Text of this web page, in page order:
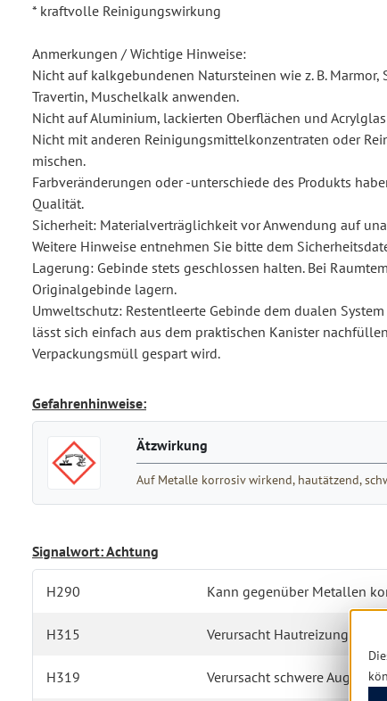
* kraftvolle Reinigungswirkung
Anmerkungen / Wichtige Hinweise:
Nicht auf kalkgebundenen Natursteinen wie z. B. Marmor,
Travertin, Muschelkalk anwenden.
Nicht auf Aluminium, lackierten Oberflächen und
Nicht mit anderen Reinigungsmittelkonzentraten oder
mischen.
Farbveränderungen oder -unterschiede des Produkts
Qualität.
Sicherheit: Materialverträglichkeit vor Anwendung auf
Weitere Hinweise entnehmen Sie bitte dem
Lagerung: Gebinde stets geschlossen halten. Bei
Originalgebinde lagern.
Umweltschutz: Restentleerte Gebinde dem dualen
lässt sich einfach aus dem praktischen Kanister
Verpackungsmüll gespart wird.
Gefahrenhinweise:
Ätzwirkung
Auf Metalle korrosiv wirkend, hautätzend,
Signalwort: Achtung
H290 Kann gegenüber Metallen
H315 Verursacht Hautreizungen.
H319 Verursacht schwere